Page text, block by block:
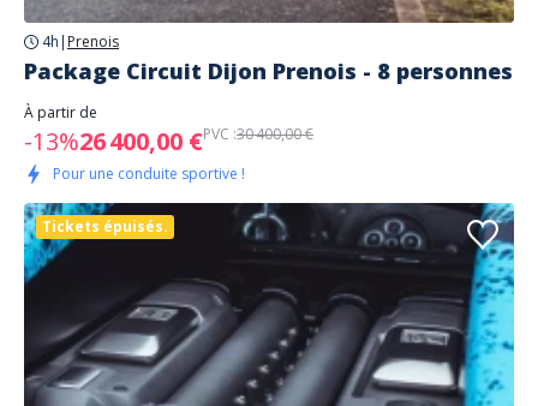
4h | Prenois
Package Circuit Dijon Prenois - 8 personnes
À partir de
-13%26 400,00 €PVC :30 400,00 €
Pour une conduite sportive !
Tickets épuisés.